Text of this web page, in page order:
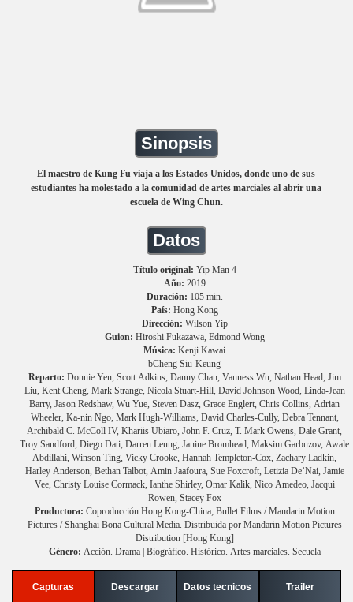
Sinopsis
El maestro de Kung Fu viaja a los Estados Unidos, donde uno de sus
estudiantes ha molestado a la comunidad de artes marciales al abrir una
escuela de Wing Chun.
Datos
Título original: Yip Man 4
Año: 2019
Duración: 105 min.
País: Hong Kong
Dirección: Wilson Yip
Guion: Hiroshi Fukazawa, Edmond Wong
Música: Kenji Kawai
bCheng Siu-Keung
Reparto: Donnie Yen, Scott Adkins, Danny Chan, Vanness Wu, Nathan Head, Jim
Liu, Kent Cheng, Mark Strange, Nicola Stuart-Hill, David Johnson Wood, Linda-Jean
Barry, Jason Redshaw, Wu Yue, Steven Dasz, Grace Englert, Chris Collins, Adrian
Wheeler, Ka-nin Ngo, Mark Hugh-Williams, David Charles-Cully, Debra Tennant,
Archibald C. McColl IV, Khariis Ubiaro, John F. Cruz, T. Mark Owens, Dale Grant,
Troy Sandford, Diego Dati, Darren Leung, Janine Bromhead, Maksim Garbuzov, Awale
Abdillahi, Winson Ting, Vicky Crooke, Hannah Templeton-Cox, Zachary Ladkin,
Harley Anderson, Bethan Talbot, Amin Jaafoura, Sue Foxcroft, Letizia De’Nai, Jamie
Vee, Christy Louise Cormack, Ianthe Shirley, Omar Kalik, Nico Amedeo, Jacqui
Rowen, Stacey Fox
Productora: Coproducción Hong Kong-China; Bullet Films / Mandarin Motion
Pictures / Shanghai Bona Cultural Media. Distribuida por Mandarin Motion Pictures
Distribution [Hong Kong]
Género: Acción. Drama | Biográfico. Histórico. Artes marciales. Secuela
Capturas Descargar Datos tecnicos Trailer